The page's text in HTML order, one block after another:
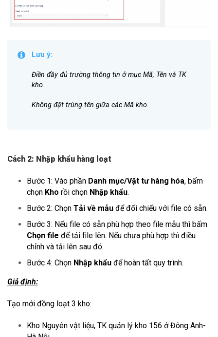
Lưu ý:
Điền đầy đủ trường thông tin ở mục Mã, Tên và TK
kho.
Không đặt trùng tên giữa các Mã kho.
Cách 2: Nhập khẩu hàng loạt
Bước 1: Vào phần Danh mục/Vật tư hàng hóa, bấm
chọn Kho rồi chọn Nhập khẩu.
Bước 2: Chọn Tải về mẫu để đối chiếu với file có sẵn.
Bước 3: Nếu file có sẵn phù hợp theo file mẫu thì bấm
Chọn file để tải file lên. Nếu chưa phù hợp thì điều
chỉnh và tải lên sau đó.
Bước 4: Chọn Nhập khẩu để hoàn tất quy trình.
Giả định:
Tạo mới đồng loạt 3 kho:
Kho Nguyên vật liệu, TK quản lý kho 156 ở Đông Anh-